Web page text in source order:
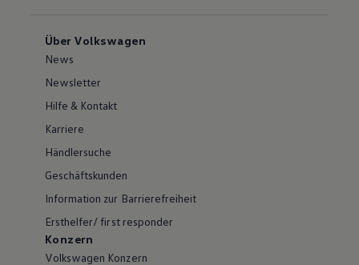
Über Volkswagen
News
Newsletter
Hilfe & Kontakt
Karriere
Händlersuche
Geschäftskunden
Information zur Barrierefreiheit
Ersthelfer/ first responder
Konzern
Volkswagen Konzern